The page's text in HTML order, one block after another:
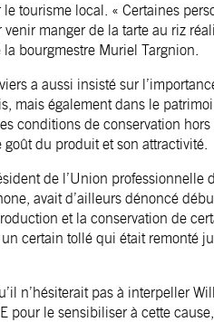
tourisme local. « Certaines
manger de la tarte au riz
bourgmestre Muriel Targnion.
a aussi insisté sur
mais également dans le
conditions de conservation
du produit et son attractivité.
de l’Union professionnelle
avait d’ailleurs dénoncé
et la conservation de
certain tollé qui était remonté
n’hésiterait pas à interpeller
pour le sensibiliser à cette